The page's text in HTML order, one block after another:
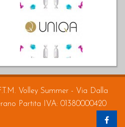
Volley Summer - Via Dalla
Partita IVA: 01380000420